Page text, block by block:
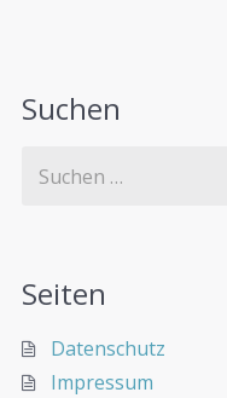
Suchen
Seiten
Datenschutz
Impressum